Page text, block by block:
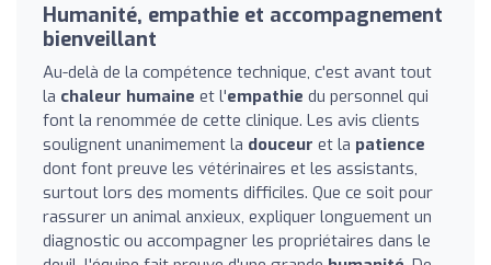
Humanité, empathie et accompagnement
bienveillant
Au-delà de la compétence technique, c'est avant tout
la chaleur humaine et l'empathie du personnel qui
font la renommée de cette clinique. Les avis clients
soulignent unanimement la douceur et la patience
dont font preuve les vétérinaires et les assistants,
surtout lors des moments difficiles. Que ce soit pour
rassurer un animal anxieux, expliquer longuement un
diagnostic ou accompagner les propriétaires dans le